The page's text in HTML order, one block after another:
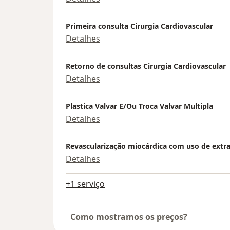
Primeira consulta Cirurgia Cardiovascular
Detalhes
Retorno de consultas Cirurgia Cardiovascular
Detalhes
Plastica Valvar E/Ou Troca Valvar Multipla
Detalhes
Revascularização miocárdica com uso de
Detalhes
+1 serviço
Como mostramos os preços?